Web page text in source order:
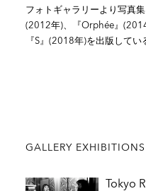
フォトギャラリーより写真
(2012年)、『Orphée』
『S』(2018年)を出版してい
GALLERY EXHIBITIONS
Tokyo